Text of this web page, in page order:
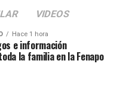
VIDEOS
Hace 1 hora
e información
la familia en la Fenapo